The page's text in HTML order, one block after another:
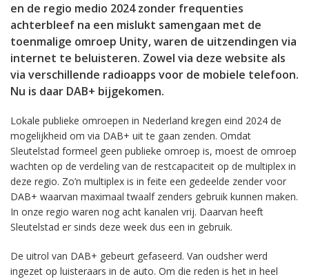
en de regio medio 2024 zonder frequenties
achterbleef na een mislukt samengaan met de
toenmalige omroep Unity, waren de uitzendingen via
internet te beluisteren. Zowel via deze website als
via verschillende radioapps voor de mobiele telefoon.
Nu is daar DAB+ bijgekomen.
Lokale publieke omroepen in Nederland kregen eind 2024 de
mogelijkheid om via DAB+ uit te gaan zenden. Omdat
Sleutelstad formeel geen publieke omroep is, moest de omroep
wachten op de verdeling van de restcapaciteit op de multiplex in
deze regio. Zo’n multiplex is in feite een gedeelde zender voor
DAB+ waarvan maximaal twaalf zenders gebruik kunnen maken.
In onze regio waren nog acht kanalen vrij. Daarvan heeft
Sleutelstad er sinds deze week dus een in gebruik.
De uitrol van DAB+ gebeurt gefaseerd. Van oudsher werd
ingezet op luisteraars in de auto. Om die reden is het in heel